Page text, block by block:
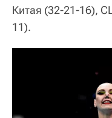
Китая (32-21-16),
11).